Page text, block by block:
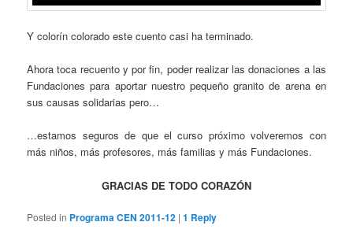
Y colorín colorado este cuento casi ha terminado.
Ahora toca recuento y por fin, poder realizar las donaciones a las
Fundaciones para aportar nuestro pequeño granito de arena en
sus causas solidarias pero…
…estamos seguros de que el curso próximo volveremos con
más niños, más profesores, más familias y más Fundaciones.
GRACIAS DE TODO CORAZÓN
Posted in Programa CEN 2011-12 |1 Reply